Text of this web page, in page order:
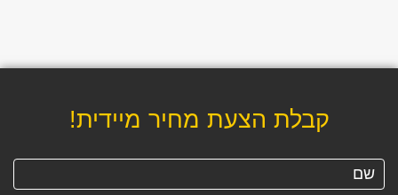
קבלת הצעת מחיר מיידית!